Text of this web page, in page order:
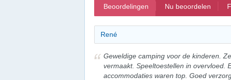
Beoordelingen Nu beoordelen
René
Geweldige camping voor de kinderen.
vermaakt. Speeltoestellen in overvloed.
accommodaties waren top. Goed